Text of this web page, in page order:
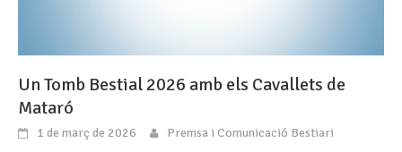
Un Tomb Bestial 2026 amb els Cavallets de
Mataró
1 de març de 2026 Premsa i Comunicació Bestiari